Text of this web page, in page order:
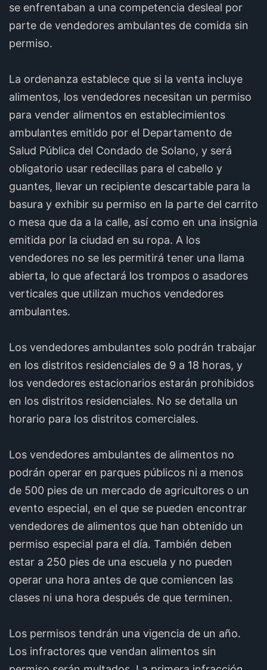
se enfrentaban a una competencia desleal por
parte de vendedores ambulantes de comida sin
permiso.
La ordenanza establece que si la venta incluye
alimentos, los vendedores necesitan un permiso
para vender alimentos en establecimientos
ambulantes emitido por el Departamento de
Salud Pública del Condado de Solano, y será
obligatorio usar redecillas para el cabello y
guantes, llevar un recipiente descartable para la
basura y exhibir su permiso en la parte del carrito
o mesa que da a la calle, así como en una insignia
emitida por la ciudad en su ropa. A los
vendedores no se les permitirá tener una llama
abierta, lo que afectará los trompos o asadores
verticales que utilizan muchos vendedores
ambulantes.
Los vendedores ambulantes solo podrán trabajar
en los distritos residenciales de 9 a 18 horas, y
los vendedores estacionarios estarán prohibidos
en los distritos residenciales. No se detalla un
horario para los distritos comerciales.
Los vendedores ambulantes de alimentos no
podrán operar en parques públicos ni a menos
de 500 pies de un mercado de agricultores o un
evento especial, en el que se pueden encontrar
vendedores de alimentos que han obtenido un
permiso especial para el día. También deben
estar a 250 pies de una escuela y no pueden
operar una hora antes de que comiencen las
clases ni una hora después de que terminen.
Los permisos tendrán una vigencia de un año.
Los infractores que vendan alimentos sin